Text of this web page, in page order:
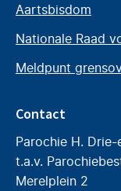
Aartsbisdom
Nationale Raad
Meldpunt
Contact
Parochie H. Drie-
t.a.v.
Merelplein 2